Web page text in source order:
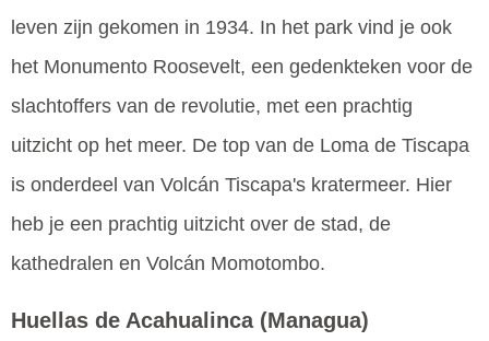
leven zijn gekomen in 1934. In het park vind je ook
het Monumento Roosevelt, een gedenkteken voor de
slachtoffers van de revolutie, met een prachtig
uitzicht op het meer. De top van de Loma de Tiscapa
is onderdeel van Volcán Tiscapa's kratermeer. Hier
heb je een prachtig uitzicht over de stad, de
kathedralen en Volcán Momotombo.
Huellas de Acahualinca (Managua)